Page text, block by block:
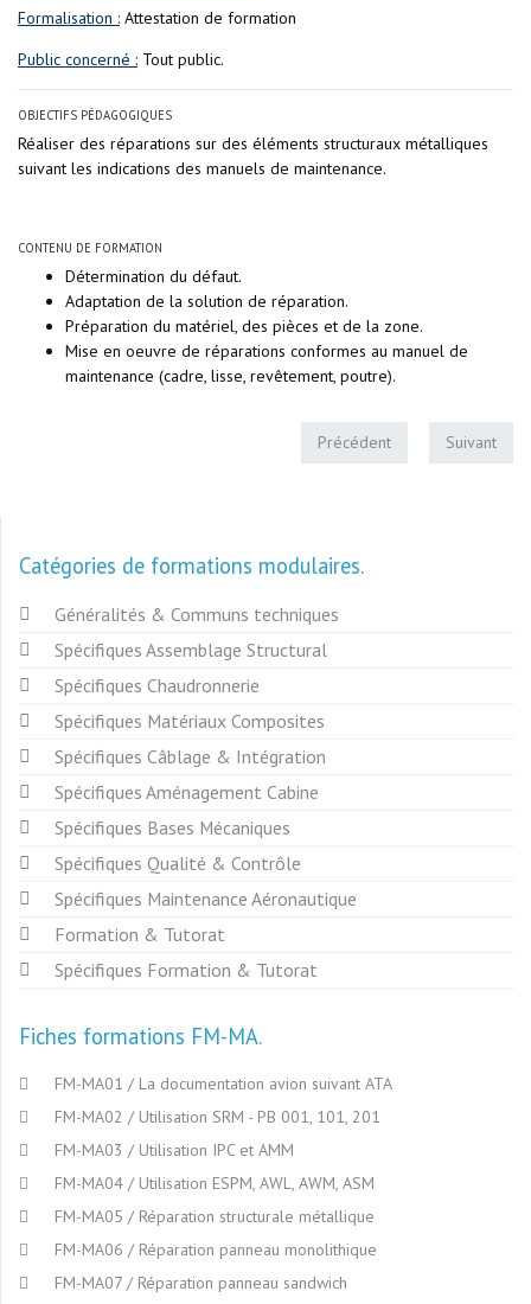
Formalisation : Attestation de formation
Public concerné : Tout public.
OBJECTIFS PÉDAGOGIQUES
Réaliser des réparations sur des éléments structuraux métalliques
suivant les indications des manuels de maintenance.
CONTENU DE FORMATION
Détermination du défaut.
Adaptation de la solution de réparation.
Préparation du matériel, des pièces et de la zone.
Mise en oeuvre de réparations conformes au manuel de
maintenance (cadre, lisse, revêtement, poutre).
Précédent Suivant
Catégories de formations modulaires
Généralités & Communs techniques
Spécifiques Assemblage Structural
Spécifiques Chaudronnerie
Spécifiques Matériaux Composites
Spécifiques Câblage & Intégration
Spécifiques Aménagement Cabine
Spécifiques Bases Mécaniques
Spécifiques Qualité & Contrôle
Spécifiques Maintenance Aéronautique
Formation & Tutorat
Spécifiques Formation & Tutorat
Fiches formations FM-MA
FM-MA01 / La documentation avion suivant ATA
FM-MA02 / Utilisation SRM - PB 001, 101, 201
FM-MA03 / Utilisation IPC et AMM
FM-MA04 / Utilisation ESPM, AWL, AWM, ASM
FM-MA05 / Réparation structurale métallique
FM-MA06 / Réparation panneau monolithique
FM-MA07 / Réparation panneau sandwich